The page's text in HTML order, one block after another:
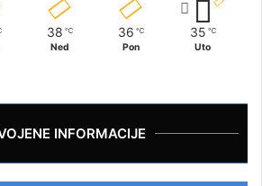
38 ℃
Ned
36 ℃
Pon
35 ℃
Uto
INFORMACIJE